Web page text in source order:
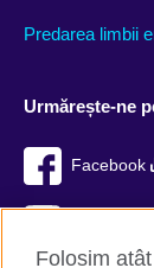
Predarea limbii
Urmărește-ne
Facebook
Folosim